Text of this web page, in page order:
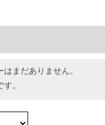
まだありません。
。